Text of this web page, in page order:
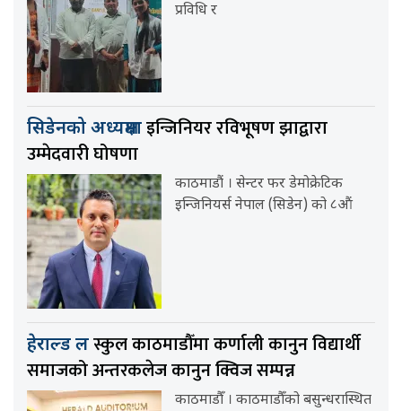
प्रविधि र
सिडेनको अध्यक्षमाइन्जिनियर रविभूषण झाद्वारा
उम्मेदवारी घोषणा
काठमाडौं । सेन्टर फर डेमोक्रेटिक
इन्जिनियर्स नेपाल (सिडेन) को ८औं
हेराल्ड लस्कुल काठमाडौँमा कर्णाली कानुन विद्यार्थी
समाजको अन्तरकलेज कानुन क्विज सम्पन्न
काठमाडौँ । काठमाडौँको बसुन्धरास्थित